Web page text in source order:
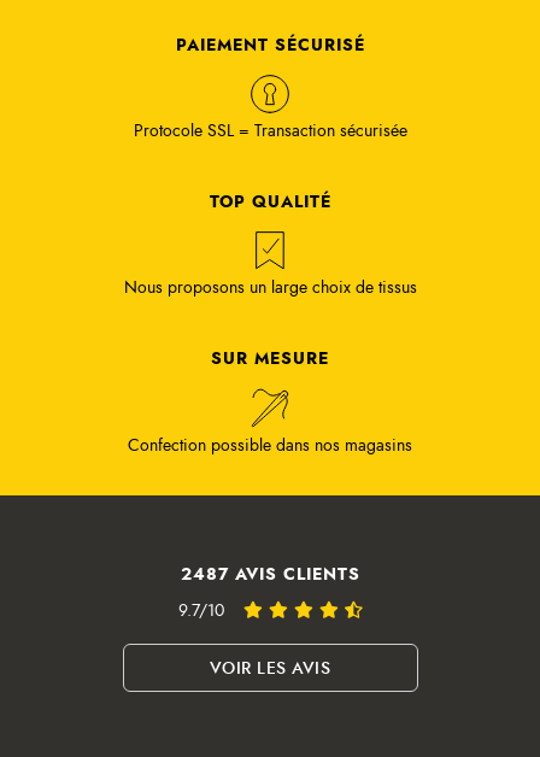
PAIEMENT SÉCURISÉ
Protocole SSL = Transaction sécurisée
TOP QUALITÉ
Nous proposons un large choix de tissus
SUR MESURE
Confection possible dans nos magasins
2487 AVIS CLIENTS
9.7/10
VOIR LES AVIS